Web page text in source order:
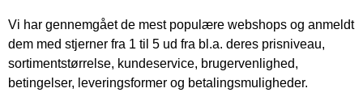
Vi har gennemgået de mest populære webshops og anmeldt
dem med stjerner fra 1 til 5 ud fra bl.a. deres prisniveau,
sortimentstørrelse, kundeservice, brugervenlighed,
betingelser, leveringsformer og betalingsmuligheder.